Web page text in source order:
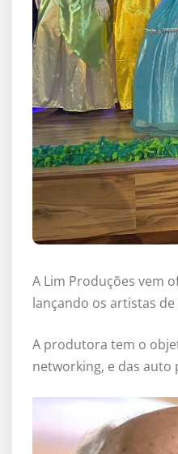
A Lim Produções vem
lançando os artistas
A produtora tem o
networking, e das